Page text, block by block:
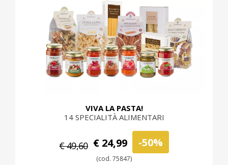
VIVA LA PASTA!
14 SPECIALITÀ ALIMENTARI
€ 49,60 € 24,99 -50%
(cod. 75847)